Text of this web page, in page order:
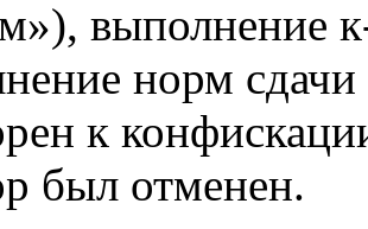
выполнение
норм
к
был отменен.